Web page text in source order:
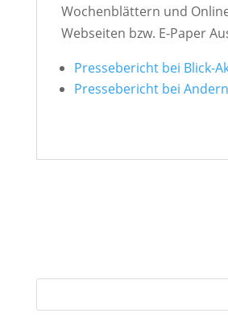
Wochenblättern und
Webseiten bzw. E-Paper
Pressebericht bei Blick-
Pressebericht bei